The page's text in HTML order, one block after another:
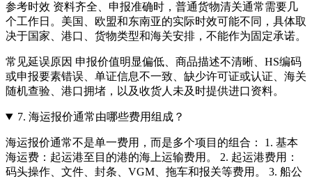
参考时效 资料齐全、申报准确时，普通货物清关通常需要几
个工作日。美国、欧盟和东南亚的实际时效可能不同，具体取
决于国家、港口、货物类型和海关安排，不能作为固定承诺。
常见延误原因 申报价值明显偏低、商品描述不清晰、HS编码
或申报要素错误、单证信息不一致、缺少许可证或认证、海关
随机查验、港口拥堵，以及收货人未及时提供进口资料。
7. 海运报价通常由哪些费用组成？
海运报价通常不是单一费用，而是多个项目的组合： 1. 基本
海运费：起运港至目的港的海上运输费用。 2. 起运港费用：
码头操作、文件、封条、VGM、拖车和报关等费用。 3. 船公